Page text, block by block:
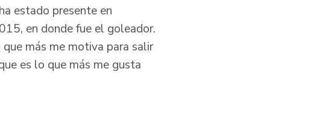
estado presente en
en donde fue el goleador.
más me motiva para salir
es lo que más me gusta